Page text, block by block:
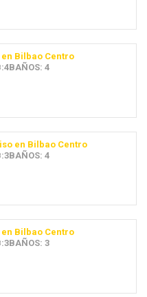
Bilbao Centro
4
en Bilbao Centro
4
Bilbao Centro
3